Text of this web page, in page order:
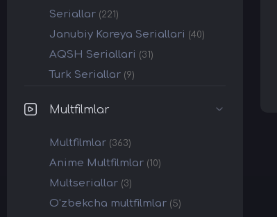
Seriallar (221)
Janubiy Koreya Seriallari (40)
AQSH Seriallari (31)
Turk Seriallar (9)
Multfilmlar
Multfilmlar (363)
Anime Multfilmlar (10)
Multseriallar (3)
O'zbekcha multfilmlar (5)